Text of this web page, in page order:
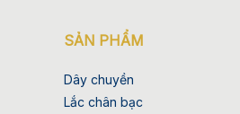
SẢN PHẨM
Dây chuyền
Lắc chân bạc